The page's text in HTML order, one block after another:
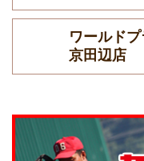
ワールド
京田辺店